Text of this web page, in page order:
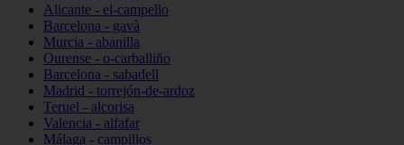
Alicante - el-campello
Barcelona - gavà
Murcia - abanilla
Ourense - o-carballiño
Barcelona - sabadell
Madrid - torrejón-de-ardoz
Teruel - alcorisa
Valencia - alfafar
Málaga - campillos